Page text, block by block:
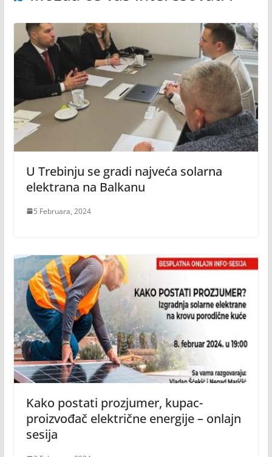
U Trebinju se gradi najveća solarna
elektrana na Balkanu
5 Februara, 2024
Kako postati prozjumer, kupac-
proizvođač električne energije – onlajn
sesija